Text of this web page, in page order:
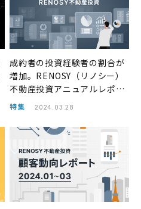
成約者の投資経験者の割合が
増加。RENOSY（リノシー）
不動産投資アニュアルレポー
ト2023年
特集 2024.03.28